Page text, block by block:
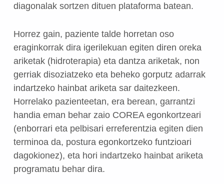
diagonalak sortzen dituen plataforma batean.
Horrez gain, paziente talde horretan oso
eraginkorrak dira igerilekuan egiten diren oreka
ariketak (hidroterapia) eta dantza ariketak, non
gerriak disoziatzeko eta beheko gorputz adarrak
indartzeko hainbat ariketa sar daitezkeen.
Horrelako pazienteetan, era berean, garrantzi
handia eman behar zaio COREA egonkortzeari
(enborrari eta pelbisari erreferentzia egiten dien
terminoa da, postura egonkortzeko funtzioari
dagokionez), eta hori indartzeko hainbat ariketa
programatu behar dira.